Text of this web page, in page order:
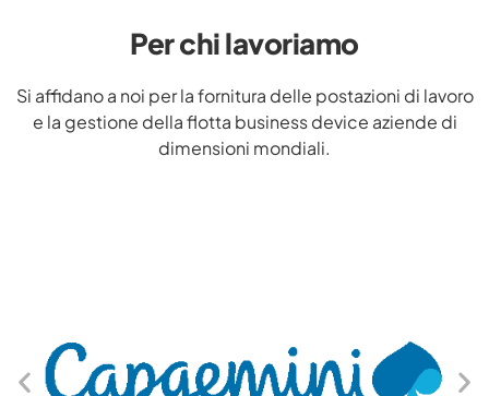
Per chi lavoriamo
Si affidano a noi per la fornitura delle postazioni di lavoro
e la gestione della flotta business device aziende di
dimensioni mondiali.